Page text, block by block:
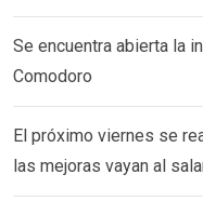
Se encuentra abierta la
Comodoro
El próximo viernes se
las mejoras vayan al